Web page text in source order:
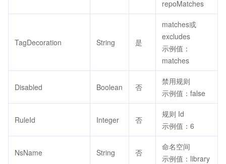
repoMatches
TagDecoration String 是
matches或
excludes
示例值：
matches
Disabled Boolean 否
禁用规则
示例值：false
RuleId Integer 否
规则 Id
示例值：6
NsName String 否
命名空间
示例值：library